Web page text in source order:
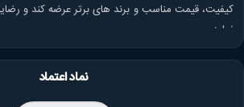
کیفیت، قیمت مناسب و برند های برتر عرضه کند و
نماید.
نماد اعتماد